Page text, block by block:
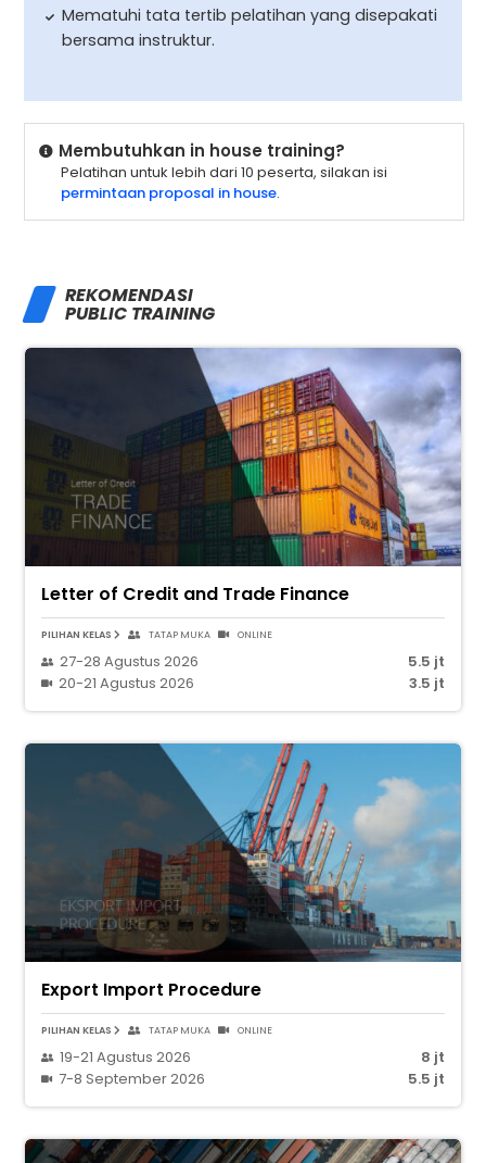
Mematuhi tata tertib pelatihan yang disepakati
bersama instruktur.
Membutuhkan in house training?
Pelatihan untuk lebih dari 10 peserta, silakan isi
permintaan proposal in house.
REKOMENDASI
PUBLIC TRAINING
Letter of Credit and Trade Finance
PILIHAN KELAS TATAP MUKA ONLINE
27-28 Agustus 2026
5.5 jt
20-21 Agustus 2026
3.5 jt
Export Import Procedure
PILIHAN KELAS TATAP MUKA ONLINE
19-21 Agustus 2026
8 jt
7-8 September 2026
5.5 jt